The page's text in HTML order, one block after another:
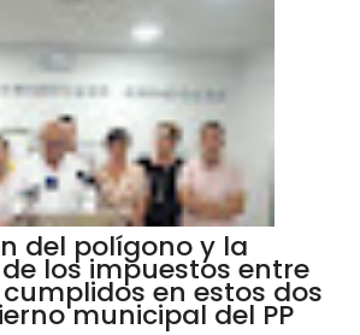
del polígono y la
los impuestos entre
en estos dos
municipal del PP